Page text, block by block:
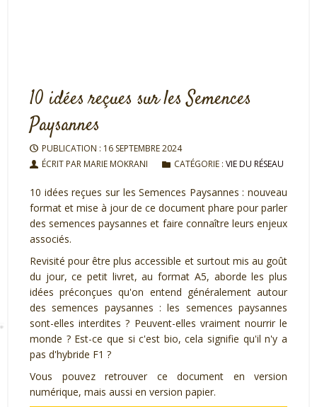
10 idées reçues sur les Semences
Paysannes
PUBLICATION : 16 SEPTEMBRE 2024
ÉCRIT PAR MARIE MOKRANI
CATÉGORIE : VIE DU RÉSEAU
10 idées reçues sur les Semences Paysannes : nouveau
format et mise à jour de ce document phare pour parler
des semences paysannes et faire connaître leurs enjeux
associés.
Revisité pour être plus accessible et surtout mis au goût
du jour, ce petit livret, au format A5, aborde les plus
idées préconçues qu'on entend généralement autour
des semences paysannes : les semences paysannes
sont-elles interdites ? Peuvent-elles vraiment nourrir le
monde ? Est-ce que si c'est bio, cela signifie qu'il n'y a
pas d'hybride F1 ?
Vous pouvez retrouver ce document en version
numérique, mais aussi en version papier.